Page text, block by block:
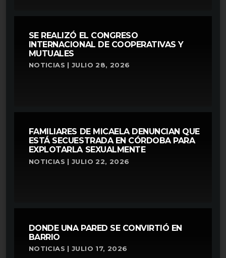
SE REALIZÓ EL CONGRESO
INTERNACIONAL DE COOPERATIVAS Y
MUTUALES
NOTICIAS | JULIO 28, 2026
FAMILIARES DE MICAELA DENUNCIAN QUE
ESTÁ SECUESTRADA EN CÓRDOBA PARA
EXPLOTARLA SEXUALMENTE
NOTICIAS | JULIO 22, 2026
DONDE UNA PARED SE CONVIRTIÓ EN
BARRIO
NOTICIAS | JULIO 17, 2026